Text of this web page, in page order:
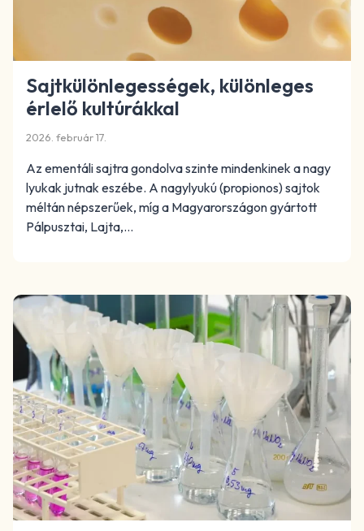
Sajtkülönlegességek, különleges
érlelő kultúrákkal
2026. február 17.
Az ementáli sajtra gondolva szinte mindenkinek a nagy
lyukak jutnak eszébe. A nagylyukú (propionos) sajtok
méltán népszerűek, míg a Magyarországon gyártott
Pálpusztai, Lajta,…